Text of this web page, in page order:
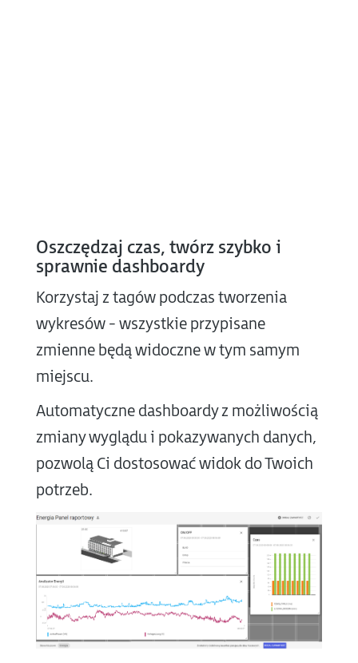
Oszczędzaj czas, twórz szybko i
sprawnie dashboardy
Korzystaj z tagów podczas tworzenia
wykresów - wszystkie przypisane
zmienne będą widoczne w tym samym
miejscu.
Automatyczne dashboardy z możliwością
zmiany wyglądu i pokazywanych danych,
pozwolą Ci dostosować widok do Twoich
potrzeb.